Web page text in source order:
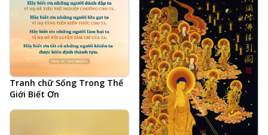
Tranh chữ Sống Trong Thế
Giới Biết Ơn